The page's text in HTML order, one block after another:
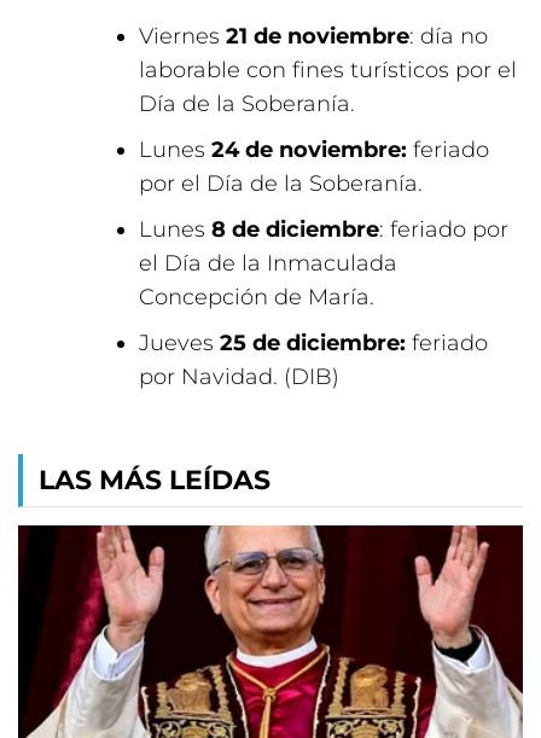
Viernes 21 de noviembre: día no
laborable con fines turísticos por el
Día de la Soberanía.
Lunes 24 de noviembre: feriado
por el Día de la Soberanía.
Lunes 8 de diciembre: feriado por
el Día de la Inmaculada
Concepción de María.
Jueves 25 de diciembre: feriado
por Navidad. (DIB)
LAS MÁS LEÍDAS